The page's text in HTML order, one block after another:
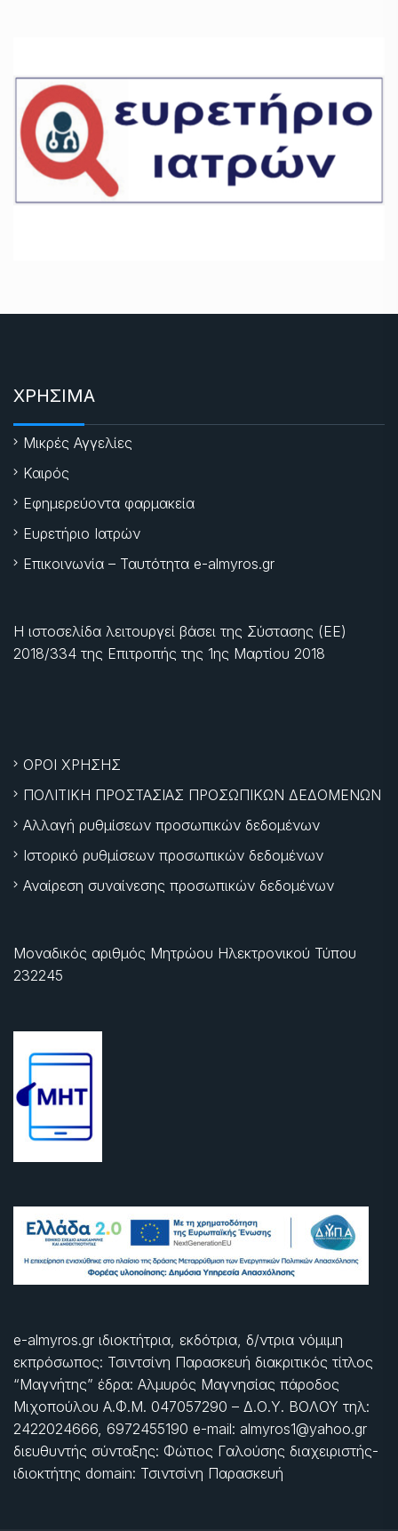
ΧΡΗΣΙΜΑ
Μικρές Αγγελίες
Καιρός
Εφημερεύοντα φαρμακεία
Ευρετήριο Ιατρών
Επικοινωνία – Ταυτότητα e-almyros.gr
Η ιστοσελίδα λειτουργεί βάσει της Σύστασης (ΕΕ)
2018/334 της Επιτροπής της 1ης Μαρτίου 2018
ΟΡΟΙ ΧΡΗΣΗΣ
ΠΟΛΙΤΙΚΗ ΠΡΟΣΤΑΣΙΑΣ ΠΡΟΣΩΠΙΚΩΝ ΔΕΔΟΜΕΝΩΝ
Αλλαγή ρυθμίσεων προσωπικών δεδομένων
Ιστορικό ρυθμίσεων προσωπικών δεδομένων
Αναίρεση συναίνεσης προσωπικών δεδομένων
Μοναδικός αριθμός Μητρώου Ηλεκτρονικού Τύπου
232245
e-almyros.gr ιδιοκτήτρια, εκδότρια, δ/ντρια νόμιμη
εκπρόσωπος: Τσιντσίνη Παρασκευή διακριτικός τίτλος
“Μαγνήτης” έδρα: Αλμυρός Μαγνησίας πάροδος
Μιχοπούλου Α.Φ.Μ. 047057290 – Δ.Ο.Υ. ΒΟΛΟΥ τηλ:
2422024666, 6972455190 e-mail: almyros1@yahoo.gr
διευθυντής σύνταξης: Φώτιος Γαλούσης διαχειριστής-
ιδιοκτήτης domain: Τσιντσίνη Παρασκευή